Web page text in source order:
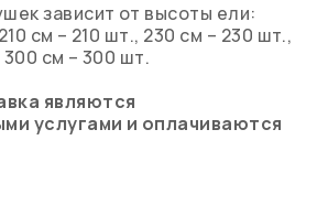
зависит от высоты ели:
см – 210 шт., 230 см – 230 шт.,
см – 300 шт.
являются
услугами и оплачиваются